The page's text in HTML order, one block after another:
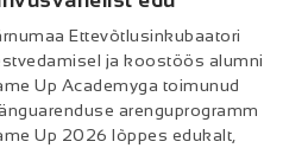
Ettevõtlusinkubaatori
ja koostöös alumni
Up Academyga toimunud
arenguprogramm
Up 2026 lõppes edukalt,